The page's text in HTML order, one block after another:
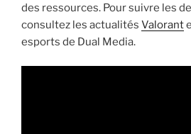
des ressources. Pour suivre les
consultez les actualités Valorant
esports de Dual Media.